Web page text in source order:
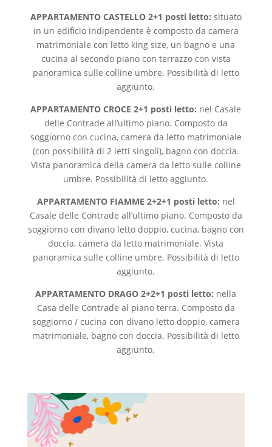
APPARTAMENTO CASTELLO 2+1 posti letto: situato
in un edificio indipendente è composto da camera
matrimoniale con letto king size, un bagno e una
cucina al secondo piano con terrazzo con vista
panoramica sulle colline umbre. Possibilità di letto
aggiunto.
APPARTAMENTO CROCE 2+1 posti letto: nel Casale
delle Contrade all’ultimo piano. Composto da
soggiorno con cucina, camera da letto matrimoniale
(con possibilità di 2 letti singoli), bagno con doccia.
Vista panoramica della camera da letto sulle colline
umbre. Possibilità di letto aggiunto.
APPARTAMENTO FIAMME 2+2+1 posti letto: nel
Casale delle Contrade all’ultimo piano. Composto da
soggiorno con divano letto doppio, cucina, bagno con
doccia, camera da letto matrimoniale. Vista
panoramica sulle colline umbre. Possibilità di letto
aggiunto.
APPARTAMENTO DRAGO 2+2+1 posti letto: nella
Casa delle Contrade al piano terra. Composto da
soggiorno / cucina con divano letto doppio, camera
matrimoniale, bagno con doccia. Possibilità di letto
aggiunto.